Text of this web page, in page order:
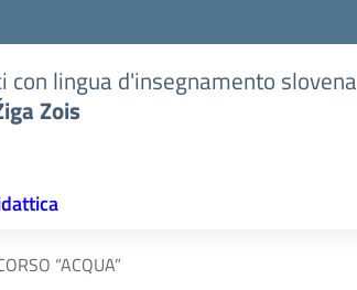
con lingua d'insegnamento slovena
Zois
“ACQUA”